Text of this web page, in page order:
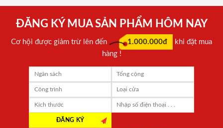
ĐĂNG KÝ MUA SẢN PHẨM HÔM NAY
Cơ hội được giảm trừ lên đến 1.000.000đ
khi đặt mua
hàng !